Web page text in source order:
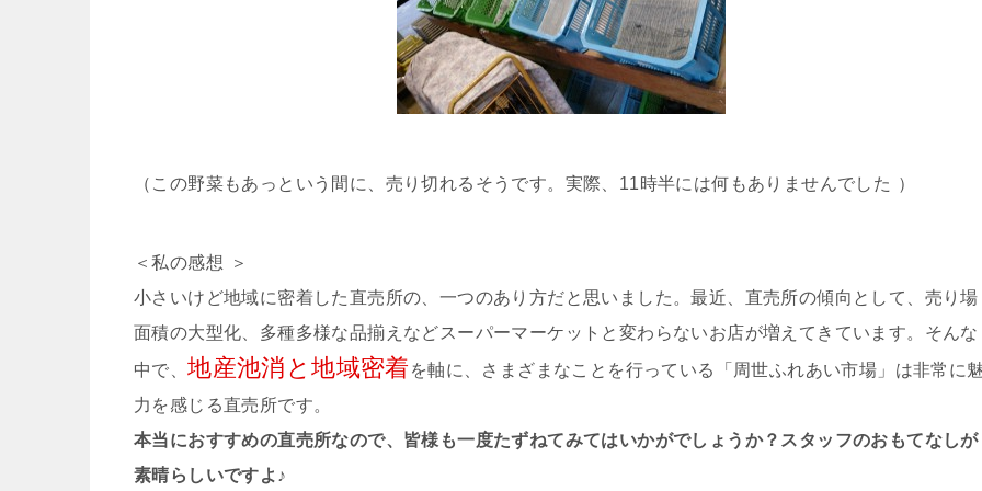
（この野菜もあっという間に、売り切れるそうです。実際、11時半には何もありませんでした ）
＜私の感想
＞
小さいけど地域に密着した直売所の、一つのあり方だと思いました。最近、直売所の傾向として、売り場
面積の大型化、多種多様な品揃えなどスーパーマーケットと変わらないお店が増えてきています。そんな
中で、地産池消と地域密着 を軸に、さまざまなことを行っている「周世ふれあい市場」は非常に
力を感じる直売所です。
本当におすすめの直売所なので、皆様も一度たずねてみてはいかがでしょうか？スタッフのおもてなしが
素晴らしいですよ♪